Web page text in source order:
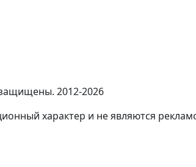
2012-2026
характер и не являются